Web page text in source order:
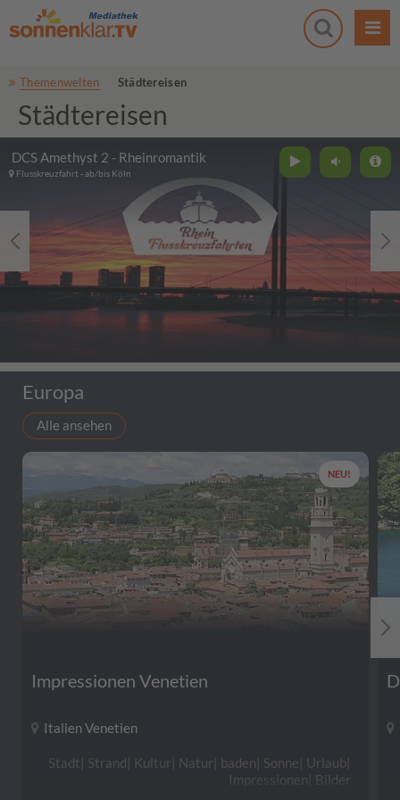
Themenwelten Städtereisen
Städtereisen
DCS Amethyst 2 - Rheinromantik
Flusskreuzfahrt - ab/bis Köln
Europa
Alle ansehen
NEU!
Impressionen Venetien
Italien Venetien
Stadt| Strand| Kultur| Natur| baden| Sonne| Urlaub|
Impressionen| Bilder